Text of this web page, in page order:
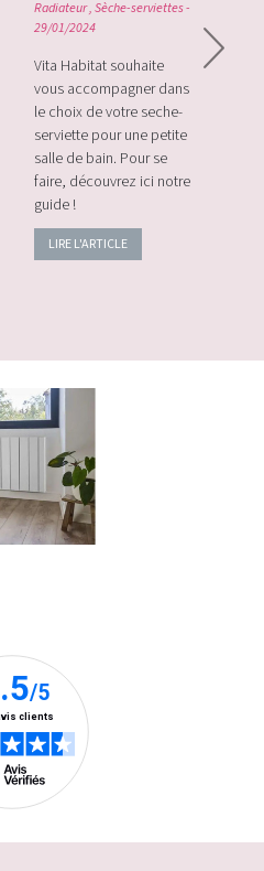
Radiateur,Sèche-serviettes-
29/01/2024
Vita Habitat souhaite
vous accompagner dans
le choix de votre seche-
serviette pour une petite
salle de bain. Pour se
faire, découvrez ici notre
guide !
LIRE L'ARTICLE